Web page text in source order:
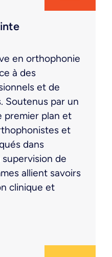
en orthophonie
à des
et de
Soutenus par un
premier plan et
et
dans
supervision de
allient savoirs
clinique et